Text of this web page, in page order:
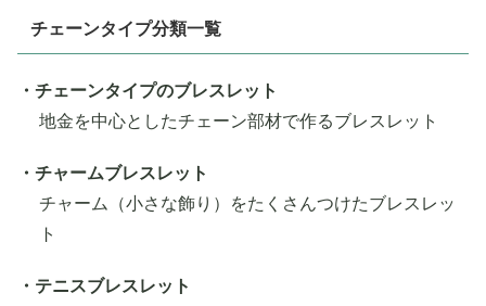
チェーンタイプ分類一覧
・チェーンタイプのブレスレット
地金を中心としたチェーン部材で作るブレスレット
・チャームブレスレット
チャーム（小さな飾り）をたくさんつけたブレスレッ
ト
・テニスブレスレット